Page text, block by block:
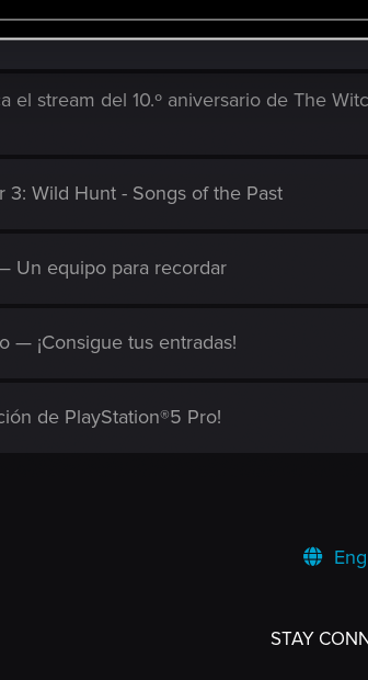
el stream del 10.º aniversario de The
3: Wild Hunt - Songs of the Past
Un equipo para recordar
— ¡Consigue tus entradas!
de PlayStation®5 Pro!
STAY